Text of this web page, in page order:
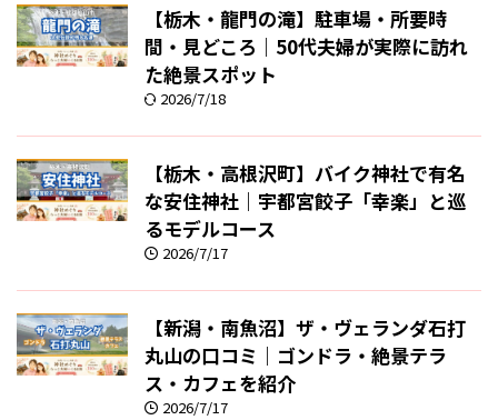
【栃木・龍門の滝】駐車場・所要時
間・見どころ｜50代夫婦が実際に訪れ
た絶景スポット
2026/7/18
【栃木・高根沢町】バイク神社で有名
な安住神社｜宇都宮餃子「幸楽」と巡
るモデルコース
2026/7/17
【新潟・南魚沼】ザ・ヴェランダ石打
丸山の口コミ｜ゴンドラ・絶景テラ
ス・カフェを紹介
2026/7/17